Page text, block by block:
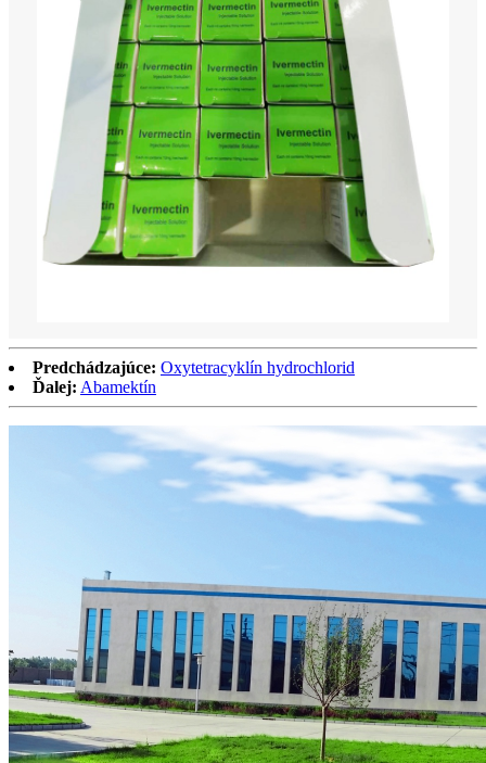
Predchádzajúce: Oxytetracyklín hydrochlorid
Ďalej: Abamektín